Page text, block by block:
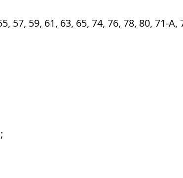
57, 59, 61, 63, 65, 74, 76, 78, 80, 71-А,